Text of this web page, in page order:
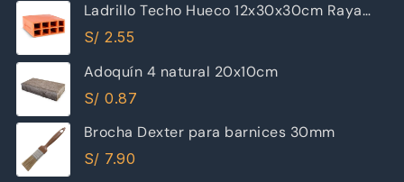
Ladrillo Techo Hueco 12x30x30cm Raya
Piramide
S/ 2.55
Adoquín 4 natural 20x10cm
S/ 0.87
Brocha Dexter para barnices 30mm
S/ 7.90